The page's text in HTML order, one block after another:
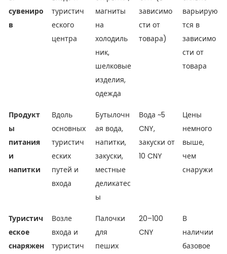
сувениро
в
туристич
еского
центра
магниты
на
холодиль
ник,
шелковые
изделия,
одежда
зависимо
сти от
товара)
варьирую
тся в
зависимо
сти от
товара
Продукт
ы
питания
и
напитки
Вдоль
основных
туристич
еских
путей и
входа
Бутылочн
ая вода,
напитки,
закуски,
местные
деликатес
ы
Вода ~5
CNY,
закуски от
10 CNY
Цены
немного
выше,
чем
снаружи
Туристич
еское
снаряжен
Возле
входа и
туристич
Палочки
для
пеших
20–100
CNY
В
наличии
базовое